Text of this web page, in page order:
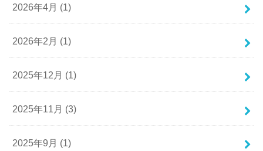
2026年4月 (1)
2026年2月 (1)
2025年12月 (1)
2025年11月 (3)
2025年9月 (1)